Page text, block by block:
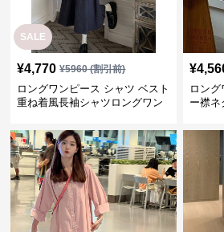
SALE
¥4,770 ¥5960(割引前)
ロングワンピース シャツ ベスト
重ね着風長袖シャツロングワン
¥
ロン
ー襟ネ